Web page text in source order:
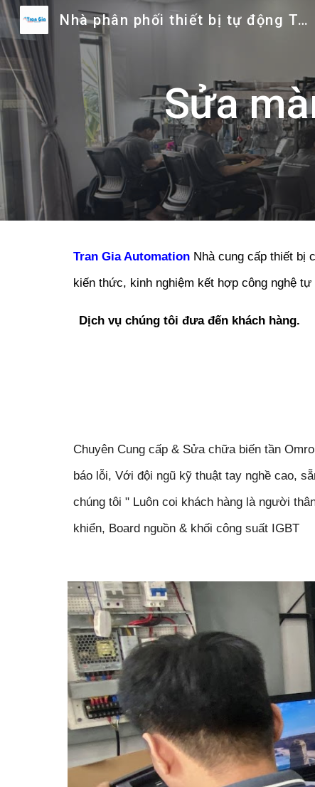
Nhà phân phối thiết bị tự động Trần Gia
Sửa
Tran Gia Automation Nhà cung cấp thiết bị
kiến thức, kinh nghiệm kết hợp công nghệ
Dịch vụ chúng tôi đưa đến khách hàng.
Chuyên Cung cấp & Sửa chữa biến tần
báo lỗi, Với đội ngũ kỹ thuật tay nghề cao,
chúng tôi " Luôn coi khách hàng là người
khiển, Board nguồn & khối công suất IGBT